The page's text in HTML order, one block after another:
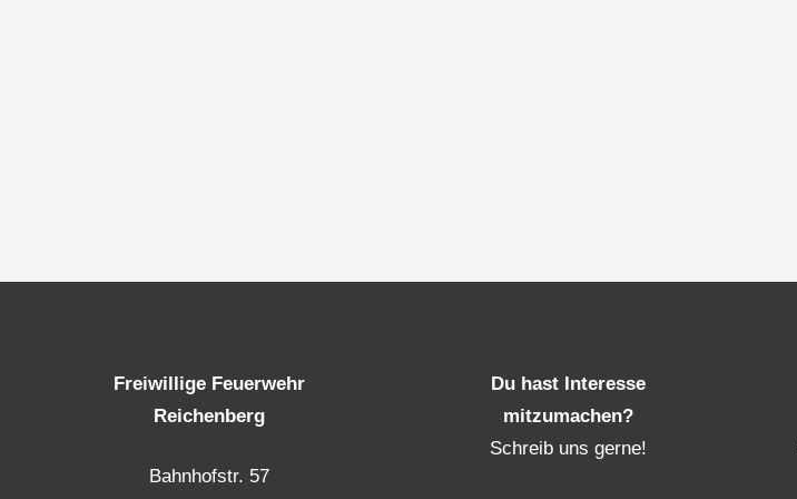
Freiwillige Feuerwehr
Reichenberg
Bahnhofstr. 57
Du hast Interesse
mitzumachen?
Schreib uns gerne!